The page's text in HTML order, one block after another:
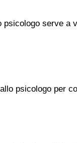
serve a
psicologo per